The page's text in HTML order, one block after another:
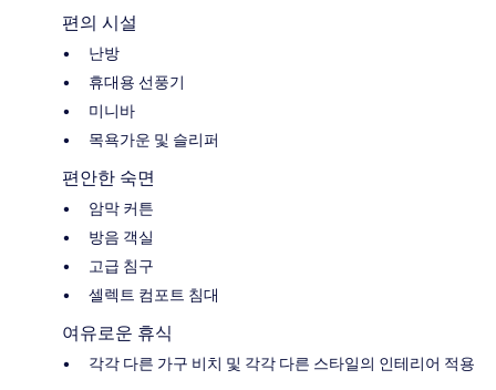
편의 시설
난방
휴대용 선풍기
미니바
목욕가운 및 슬리퍼
편안한 숙면
암막 커튼
방음 객실
고급 침구
셀렉트 컴포트 침대
여유로운 휴식
각각 다른 가구 비치 및 각각 다른 스타일의 인테리어 적용